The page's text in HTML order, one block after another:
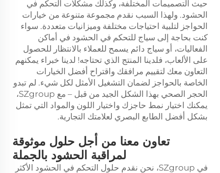
حيث التصميمات المختلفة، وكذلك مشكلات التحكم في
الحشود. ولهذا السبب نقدم مجموعة متنوعة من خيارات
الحواجز لتلبية احتياجات مختلفة وميزانيات متعددة. سواء
كنت بحاجة إلى سياج للتحكم في الحشود في أماكن
الفعاليات، أو سياج دائم يسمح للعملاء بالانتظار للحصول
على الألعاب، فلدينا المنتج الذي تحتاجه! لدينا خبراء يمكنهم
التعاون معك لتقييم مرافقك واقتراح أفضل الخيارات
الخاصة بالحواجز لضمان التشغيل الأمثل لكل شيء. لم تبدو
الحجر الصحي بهذا الشكل الجيد من قبل – مع SZgroup،
يمكنك اختيار نمط حاجزك واختيار اللون والمواد التي تمثل
بشكل أفضل الطابع البصري لعلامتك التجارية.
تعاون معنا من أجل حلول موثوقة
لمراقبة الحشود بالجملة
في SZgroup، نحن نقدم حلول التحكم في الحشود الأكثر